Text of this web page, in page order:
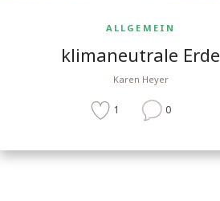
ALLGEMEIN
klimaneutrale Erde
Karen Heyer
1 0